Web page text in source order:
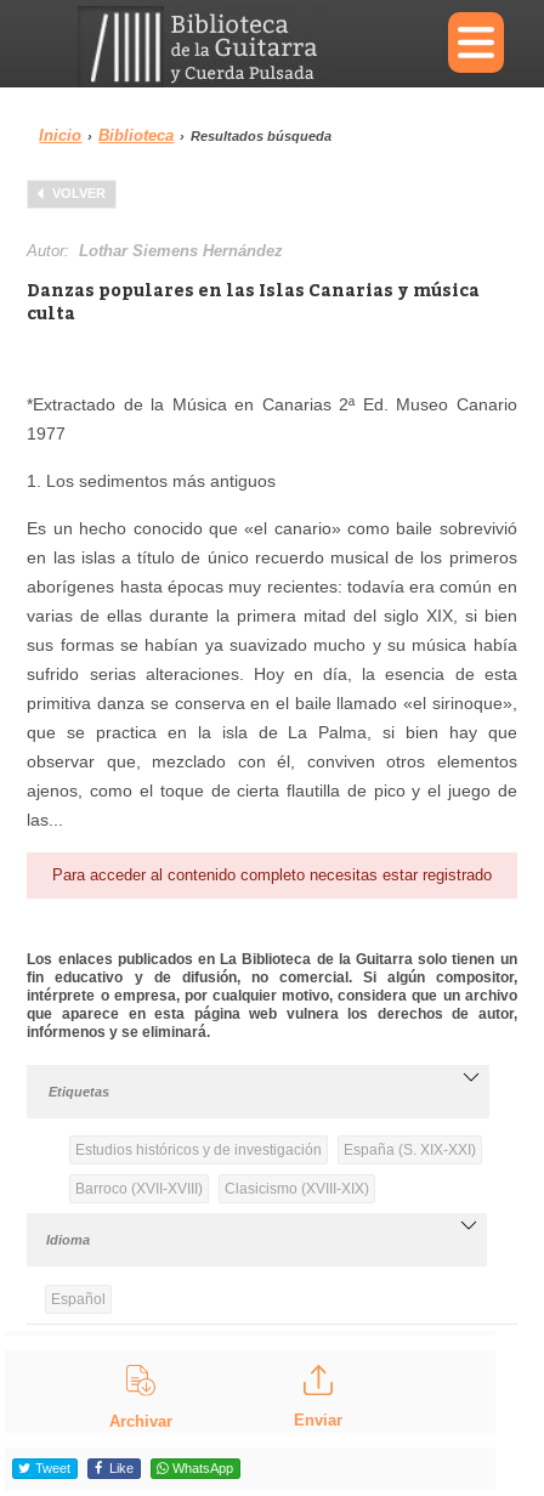
×
Menu
Biblioteca
Inicio › Biblioteca › Resultados búsqueda
VOLVER
Autor:Lothar Siemens Hernández
Danzas populares en las Islas Canarias y música
culta
*Extractado de la Música en Canarias 2ª Ed. Museo Canario
1977
1. Los sedimentos más antiguos
Es un hecho conocido que «el canario» como baile sobrevivió
en las islas a título de único recuerdo musical de los primeros
aborígenes hasta épocas muy recientes: todavía era común en
varias de ellas durante la primera mitad del siglo XIX, si bien
sus formas se habían ya suavizado mucho y su música había
sufrido serias alteraciones. Hoy en día, la esencia de esta
primitiva danza se conserva en el baile llamado «el sirinoque»,
que se practica en la isla de La Palma, si bien hay que
observar que, mezclado con él, conviven otros elementos
ajenos, como el toque de cierta flautilla de pico y el juego de
las...
Para acceder al contenido completo necesitas estar registrado
Los enlaces publicados en La Biblioteca de la Guitarra solo tienen un
fin educativo y de difusión, no comercial. Si algún compositor,
intérprete o empresa, por cualquier motivo, considera que un archivo
que aparece en esta página web vulnera los derechos de autor,
infórmenos y se eliminará.
Etiquetas
Estudios históricos y de investigación España (S. XIX-XXI)
Barroco (XVII-XVIII) Clasicismo (XVIII-XIX)
Idioma
Español
Archivar Enviar
Tweet Like WhatsApp